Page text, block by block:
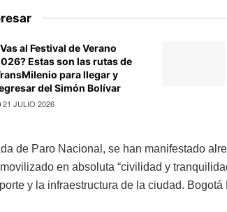
al Festival de Verano
Estas son las rutas de
para llegar y
del Simón Bolívar
21 JULIO 2026
de Paro Nacional, se han manifestado
en absoluta “civilidad y
y la infraestructura de la ciudad.